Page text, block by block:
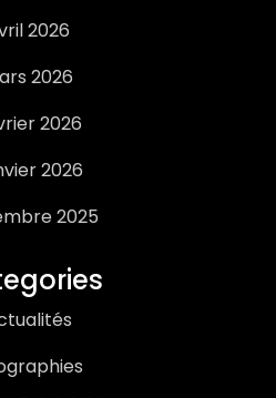
2026
2026
2026
2026
2025